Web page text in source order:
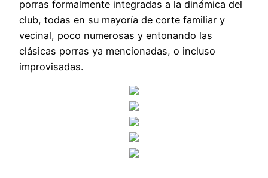
porras formalmente integradas a la dinámica del
club, todas en su mayoría de corte familiar y
vecinal, poco numerosas y entonando las
clásicas porras ya mencionadas, o incluso
improvisadas.